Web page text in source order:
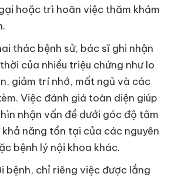
hoặc trì hoãn việc thăm khám
thác bệnh sử, bác sĩ ghi nhận
của nhiều triệu chứng như lo
giảm trí nhớ, mất ngủ và các
Việc đánh giá toàn diện giúp
nhận vấn đề dưới góc độ tâm
năng tồn tại của các nguyên
bệnh lý nội khoa khác.
bệnh, chỉ riêng việc được lắng